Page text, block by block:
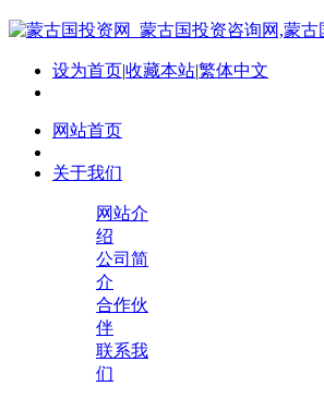
设为首页|收藏本站|繁体中文
网站首页
关于我们
网站介
绍
公司简
介
合作伙
伴
联系我
们